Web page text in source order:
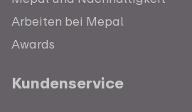
Arbeiten bei Mepal
Awards
Kundenservice